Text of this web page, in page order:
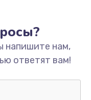
напишите нам,
ответят вам!